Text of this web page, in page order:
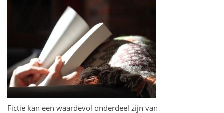
Fictie kan een waardevol onderdeel zijn van